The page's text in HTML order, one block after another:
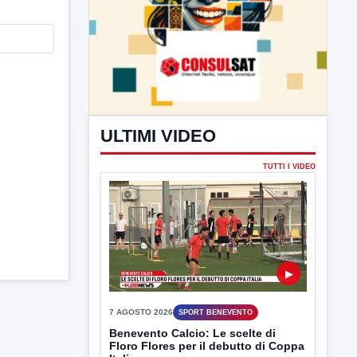
ULTIMI VIDEO
▶
7 AGOSTO 2026 SPORT BENEVENTO
Benevento Calcio: Le scelte di
Floro Flores per il debutto di Coppa
Italia
Il Benevento è pronto al debutto di Coppa
Italia. Scelte...